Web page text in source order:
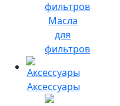
Масла
для
фильтров
Аксессуары